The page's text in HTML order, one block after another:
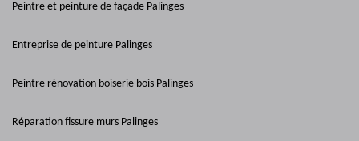
Peintre et peinture de façade Palinges
Entreprise de peinture Palinges
Peintre rénovation boiserie bois Palinges
Réparation fissure murs Palinges